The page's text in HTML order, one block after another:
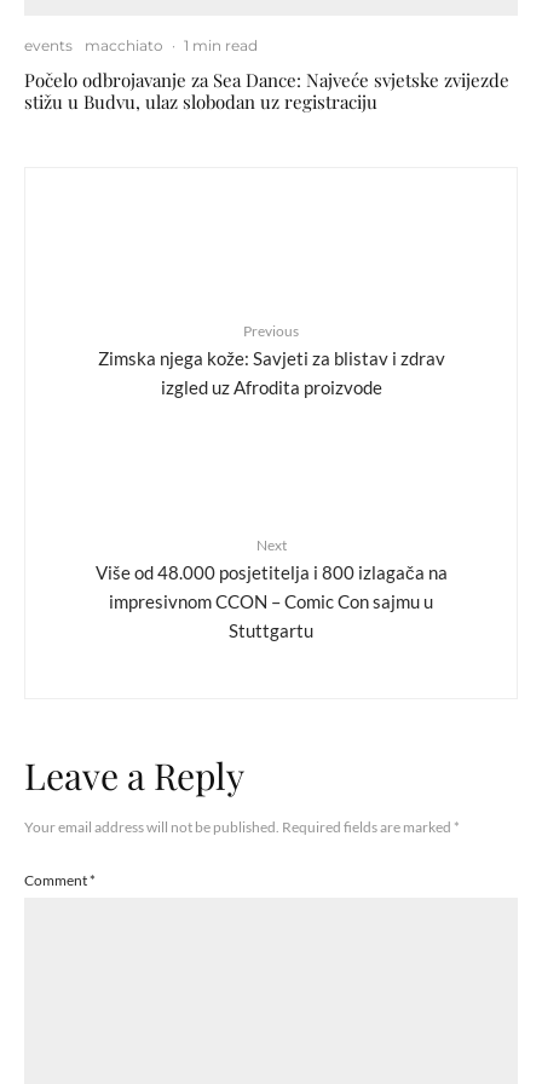
events macchiato · 1 min read
Počelo odbrojavanje za Sea Dance: Najveće svjetske zvijezde
stižu u Budvu, ulaz slobodan uz registraciju
Previous
Zimska njega kože: Savjeti za blistav i zdrav
izgled uz Afrodita proizvode
Next
Više od 48.000 posjetitelja i 800 izlagača na
impresivnom CCON – Comic Con sajmu u
Stuttgartu
Leave a Reply
Your email address will not be published. Required fields are marked *
Comment*